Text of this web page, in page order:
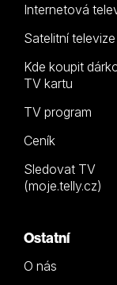
Internetová
Satelitní televize
Kde koupit
TV kartu
TV program
Ceník
Sledovat TV
(moje.telly.cz)
Ostatní
O nás